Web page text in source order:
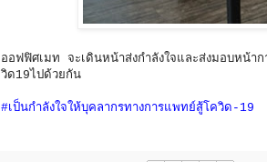
ออฟฟิศเมท จะเดินหน้าส่งกำลังใจและส่งมอบห
วิด19ไปด้วยกัน
#เป็นกำลังใจให้บุคลากรทางการแพทย์สู้โควิด-19